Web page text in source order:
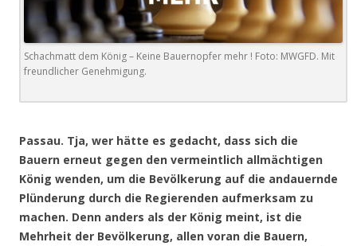
Schachmatt dem König – Keine Bauernopfer mehr ! Foto: MWGFD. Mit
freundlicher Genehmigung.
Passau. Tja, wer hätte es gedacht, dass sich die
Bauern erneut gegen den vermeintlich allmächtigen
König wenden, um die Bevölkerung auf die andauernde
Plünderung durch die Regierenden aufmerksam zu
machen. Denn anders als der König meint, ist die
Mehrheit der Bevölkerung, allen voran die Bauern,